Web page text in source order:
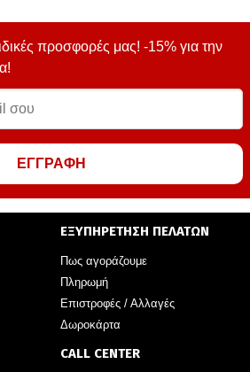
προσφορές μας! -15% για την
ΕΓΓΡΑΦΗ
ΕΞΥΠΗΡΕΤΗΣΗ ΠΕΛΑΤΩΝ
Πως αγοράζουμε
Πληρωμή
Επιστροφές / Αλλαγές
Δωροκάρτα
CALL CENTER